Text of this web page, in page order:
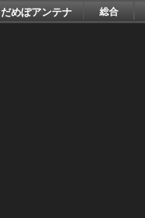
だめぽアンテナ 総合